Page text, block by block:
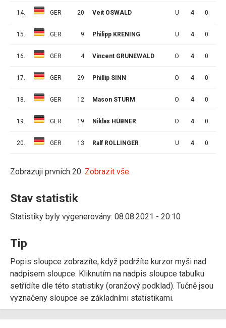
14. GER 20 Veit OSWALD U 4 0
15. GER 9 Philipp KRENING U 4 0
16. GER 4 Vincent GRUNEWALD O 4 0
17. GER 29 Phillip SINN O 4 0
18. GER 12 Mason STURM O 4 0
19. GER 19 Niklas HÜBNER O 4 0
20. GER 13 Ralf ROLLINGER U 4 0
Zobrazuji prvních 20. Zobrazit vše.
Stav statistik
Statistiky byly vygenerovány: 08.08.2021 - 20:10
Tip
Popis sloupce zobrazíte, když podržíte kurzor myši nad
nadpisem sloupce. Kliknutím na nadpis sloupce tabulku
setřídíte dle této statistiky (oranžový podklad). Tučně jsou
vyznačeny sloupce se základními statistikami.